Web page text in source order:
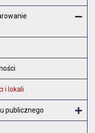
i lokali
publicznego